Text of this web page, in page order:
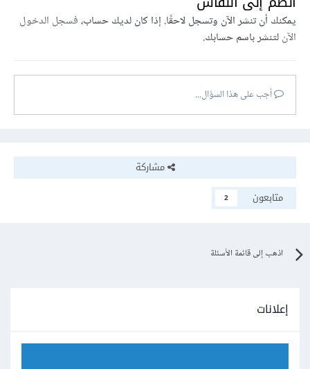
يمكنك أن تنشر الآن وتسجل لاحقًا. إذا كان لديك حساب،فسجل الدخول
الآنلتنشر باسم حسابك.
أجب على هذا السؤال...
مشاركة
متابعون
2
اذهب إلى قائمة الأسئلة
إعلانات